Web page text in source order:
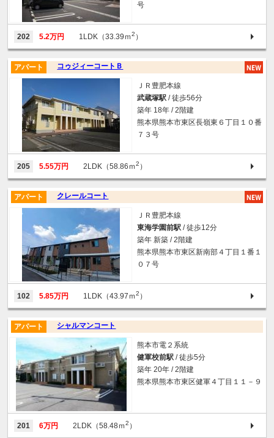
号
202 5.2万円 1LDK（33.39ｍ2 ）
コゥジィーコートＢ
アパート
ＪＲ豊肥本線
武蔵塚駅 / 徒歩56分
築年 18年 / 2階建
熊本県熊本市東区長嶺東６丁目１０番
７３号
205 5.55万円 2LDK（58.86ｍ2 ）
クレールコート
アパート
ＪＲ豊肥本線
東海学園前駅 / 徒歩12分
築年 新築 / 2階建
熊本県熊本市東区新南部４丁目１番１
０７号
102 5.85万円 1LDK（43.97ｍ2 ）
シャルマンコート
アパート
熊本市電２系統
健軍校前駅 / 徒歩5分
築年 20年 / 2階建
熊本県熊本市東区健軍４丁目１１－９
201 6万円 2LDK（58.48ｍ2 ）